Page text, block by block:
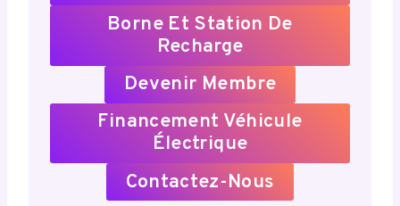
Borne Et Station De
Recharge
Devenir Membre
Financement Véhicule
Électrique
Contactez-Nous